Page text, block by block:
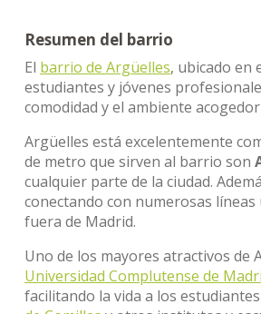
Resumen del barrio
El barrio de Argüelles, ubicado en
estudiantes y jóvenes
comodidad y el ambiente
Argüelles está excelentemente
de metro que sirven al barrio son
cualquier parte de la ciudad.
conectando con numerosas
fuera de Madrid.
Uno de los mayores atractivos de
Universidad Complutense de
facilitando la vida a los